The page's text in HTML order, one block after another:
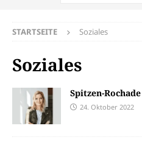
STARTSEITE Soziales
Soziales
Spitzen-
24. Oktober 2022